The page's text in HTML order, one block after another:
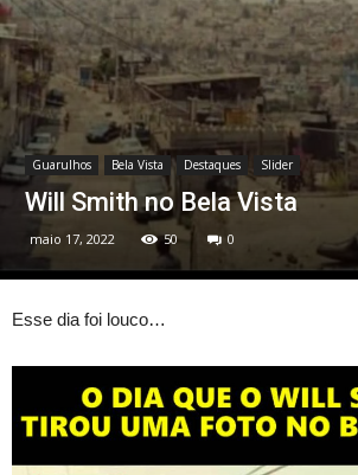
Guarulhos Bela Vista Destaques Slider
Will Smith no Bela Vista
maio 17, 2022 50 0
Esse dia foi louco…